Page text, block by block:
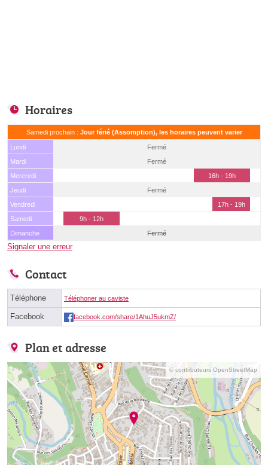
Horaires
Samedi prochain : Jour férié (Assomption), les horaires peuvent varier
Lundi
Fermé
Mardi
Fermé
Mercredi
16h - 19h
Jeudi
Fermé
Vendredi
17h - 19h
Samedi
9h - 12h
Dimanche
Fermé
Signaler une erreur
Contact
Téléphone Téléphoner au caviste
Facebook facebook.com/share/1AhuJ5ukmZ/
Plan et adresse
© contributeurs OpenStreetMap